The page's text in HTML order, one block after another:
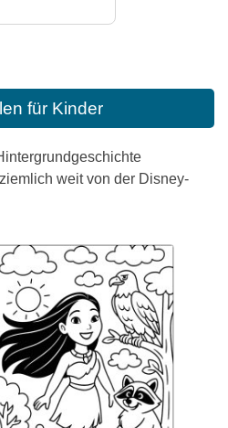
für Kinder
weit von der Disney-